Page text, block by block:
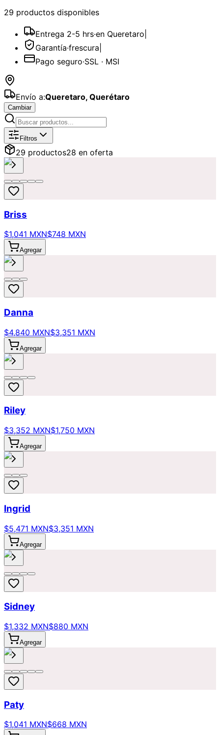
29 productos disponibles
Entrega 2-5 hrs·en Queretaro
Garantía·frescura
Pago seguro·SSL · MSI
Envío a:Queretaro, Querétaro
Cambiar
Catálogo dePopulares
Filtros
29 productos28 en oferta
Briss
$1,041 MXN$748 MXN
Agregar
Danna
$4,840 MXN$3,351 MXN
Agregar
Riley
$3,352 MXN$1,750 MXN
Agregar
Ingrid
$5,471 MXN$3,351 MXN
Agregar
Sidney
$1,332 MXN$880 MXN
Agregar
Paty
$1,041 MXN$668 MXN